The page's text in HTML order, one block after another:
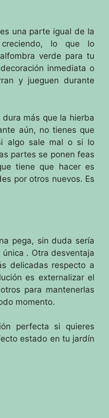
una parte igual de la
lo que lo
verde para tu
inmediata o
y jueguen durante
dura más que la hierba
aún, no tienes que
algo sale mal o si lo
partes se ponen feas
tiene que hacer es
por otros nuevos. Es
pega, sin duda sería
única . Otra desventaja
delicadas respecto a
es externalizar el
para mantenerlas
momento.
perfecta si quieres
estado en tu jardín